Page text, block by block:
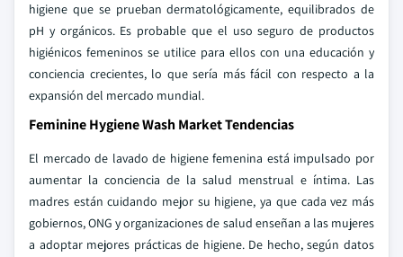
higiene que se prueban dermatológicamente, equilibrados de
pH y orgánicos. Es probable que el uso seguro de productos
higiénicos femeninos se utilice para ellos con una educación y
conciencia crecientes, lo que sería más fácil con respecto a la
expansión del mercado mundial.
Feminine Hygiene Wash Market Tendencias
El mercado de lavado de higiene femenina está impulsado por
aumentar la conciencia de la salud menstrual e íntima. Las
madres están cuidando mejor su higiene, ya que cada vez más
gobiernos, ONG y organizaciones de salud enseñan a las mujeres
a adoptar mejores prácticas de higiene. De hecho, según datos